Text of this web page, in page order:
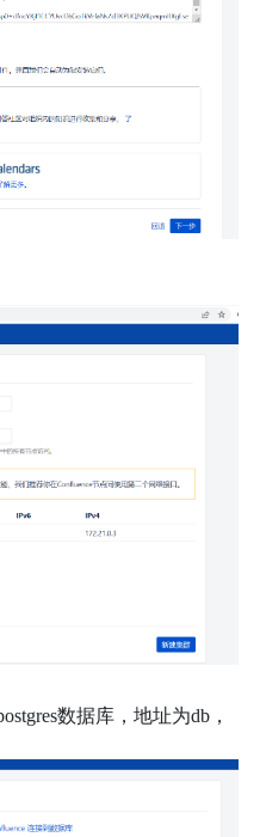
数据库，地址为db，